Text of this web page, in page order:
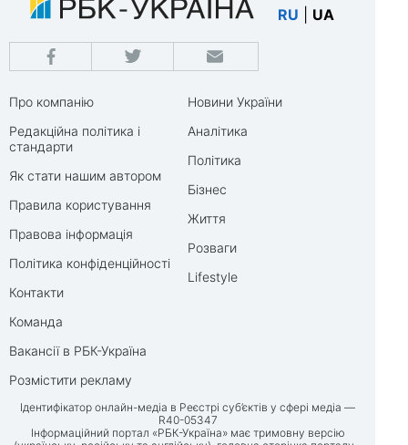
RU UA
Про компанію
Редакційна політика і
стандарти
Як стати нашим автором
Правила користування
Правова інформація
Політика конфіденційності
Контакти
Команда
Вакансії в РБК-Україна
Розмістити рекламу
Новини України
Аналітика
Політика
Бізнес
Життя
Розваги
Lifestyle
Ідентифікатор онлайн-медіа в Реєстрі суб’єктів у сфері медіа —
R40-05347
Інформаційний портал «РБК-Україна» має тримовну версію